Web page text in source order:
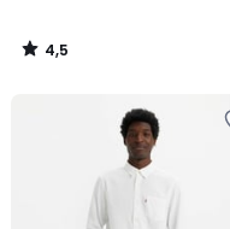
4,5
/